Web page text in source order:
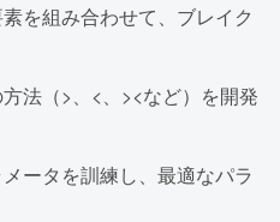
を組み合わせて、ブレイク
法（>、<、><など）を開発
ータを訓練し、最適なパラ